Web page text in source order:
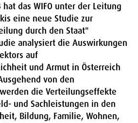
hat das WIFO unter der Leitung
eine neue Studie zur
durch den Staat"
analysiert die Auswirkungen
auf
und Armut in Österreich
von den
die Verteilungseffekte
und Sachleistungen in den
Bildung, Familie, Wohnen,